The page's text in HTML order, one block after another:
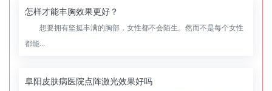
怎样才能丰胸效果更好？
想要拥有坚挺丰满的胸部，女性都不会陌生。然而不是每个女性
都能...
阜阳皮肤病医院点阵激光效果好吗